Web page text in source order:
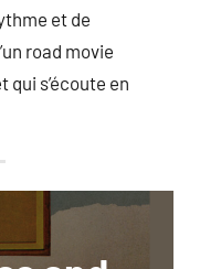
et de
road movie
s’écoute en